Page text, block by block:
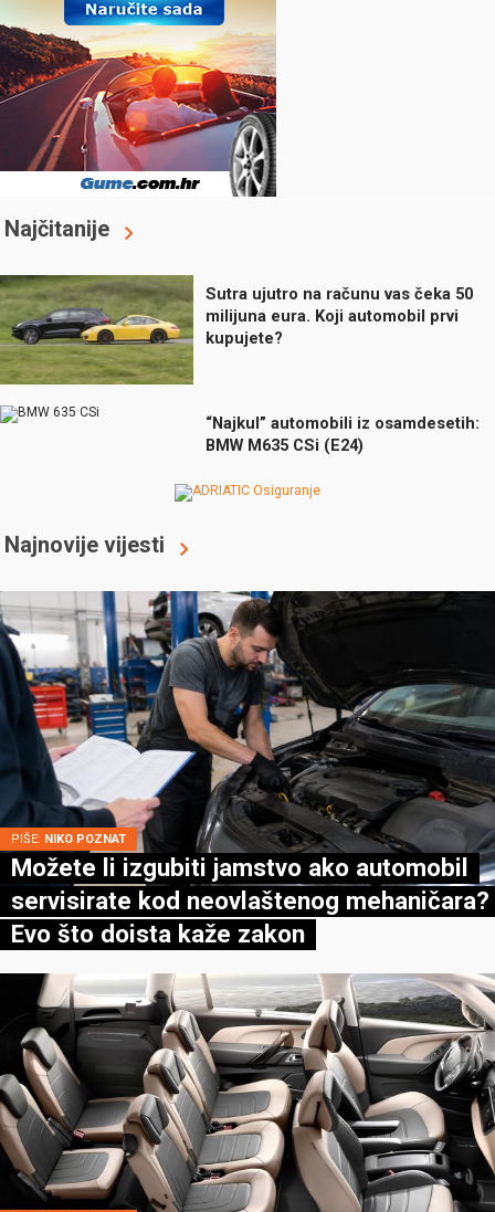
Najčitanije
Sutra ujutro na računu vas čeka 50
milijuna eura. Koji automobil prvi
kupujete?
“Najkul” automobili iz osamdesetih:
BMW M635 CSi (E24)
Najnovije vijesti
PIŠE: NIKO POZNAT
Možete li izgubiti jamstvo ako automobil
servisirate kod neovlaštenog mehaničara?
Evo što doista kaže zakon